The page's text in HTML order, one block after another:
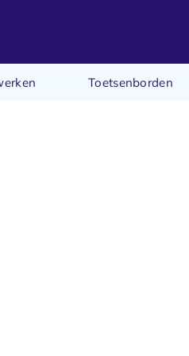
Toetsenborden